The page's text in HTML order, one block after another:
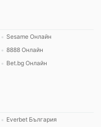
Sesame Онлайн
8888 Онлайн
Bet.bg Онлайн
Everbet България